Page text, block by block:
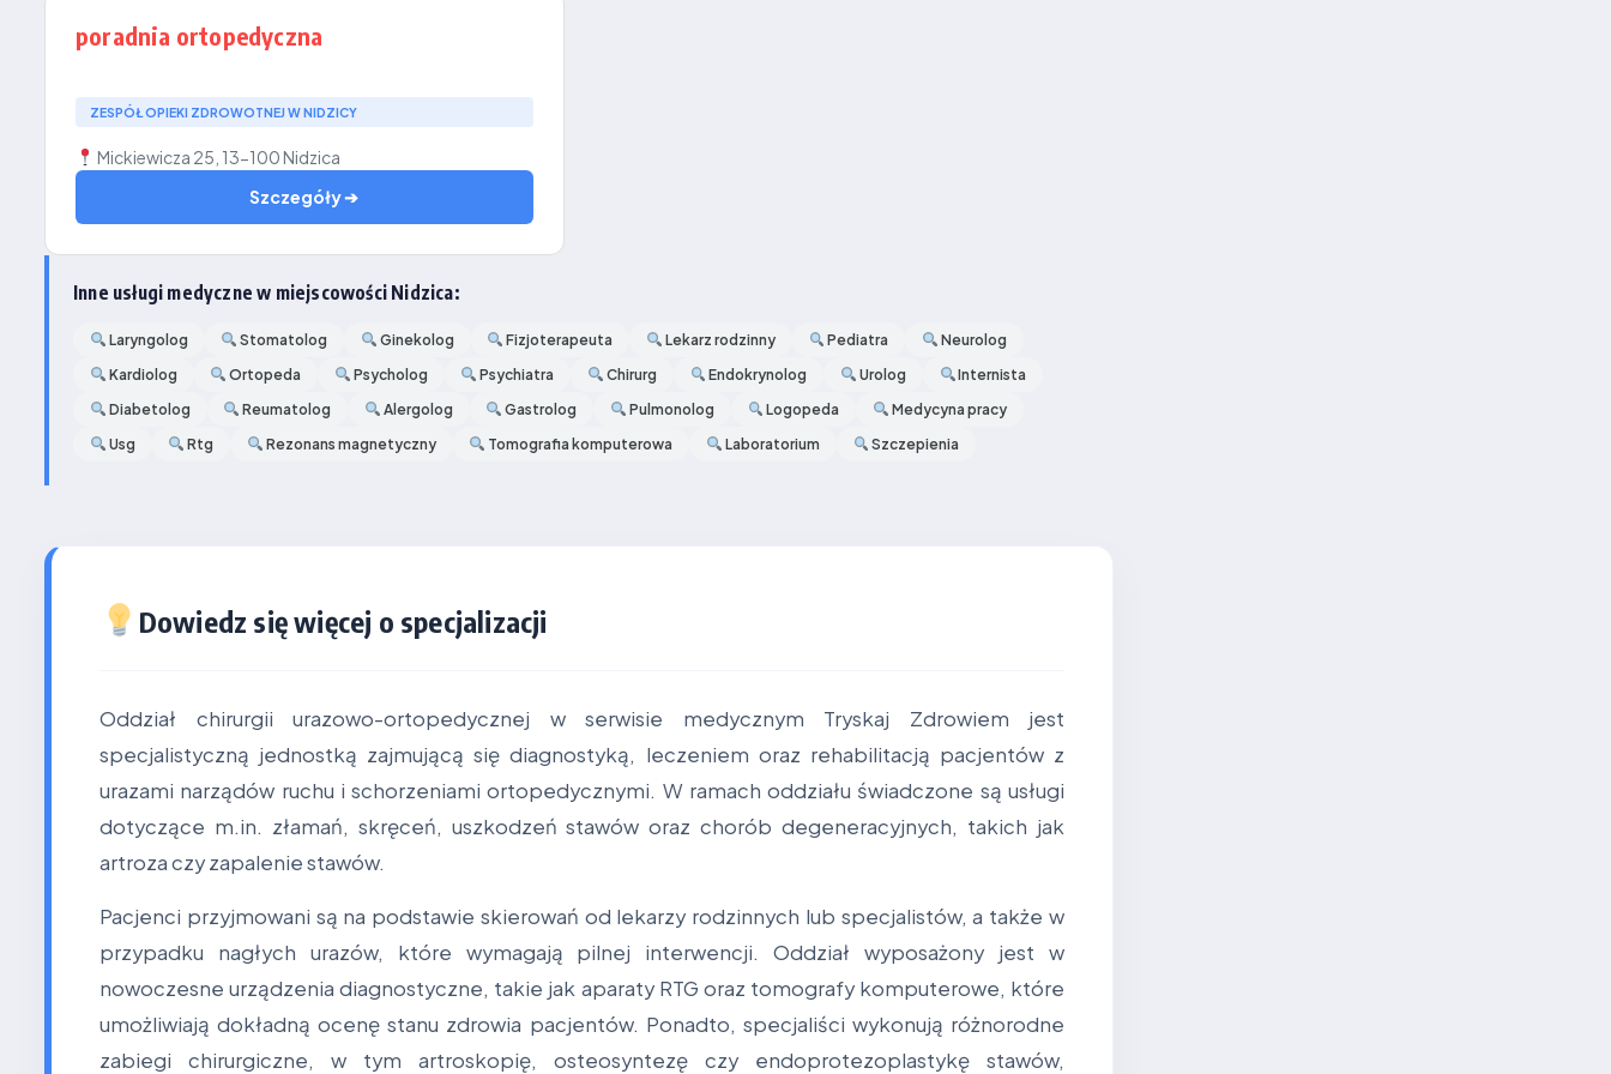
poradnia ortopedyczna
ZESPÓŁ OPIEKI ZDROWOTNEJ W NIDZICY
Mickiewicza 25, 13-100 Nidzica
Szczegóły ➔
Inne usługi medyczne w miejscowości Nidzica:
Laryngolog Stomatolog Ginekolog Fizjoterapeuta Lekarz rodzinny Pediatra
Neurolog
Kardiolog
Ortopeda Psycholog Psychiatra Chirurg Endokrynolog Urolog
Internista
Diabetolog
Reumatolog Alergolog Gastrolog Pulmonolog Logopeda
Medycyna pracy
Usg
Rtg Rezonans magnetyczny Tomografia komputerowa Laboratorium Szczepienia
Dowiedz się więcej o specjalizacji
Oddział chirurgii urazowo-ortopedycznej w serwisie medycznym Tryskaj Zdrowiem jest
specjalistyczną jednostką zajmującą się diagnostyką, leczeniem oraz rehabilitacją pacjentów z
urazami narządów ruchu i schorzeniami ortopedycznymi. W ramach oddziału świadczone są usługi
dotyczące m.in. złamań, skręceń, uszkodzeń stawów oraz chorób degeneracyjnych, takich jak
artroza czy zapalenie stawów.
Pacjenci przyjmowani są na podstawie skierowań od lekarzy rodzinnych lub specjalistów, a także w
przypadku nagłych urazów, które wymagają pilnej interwencji. Oddział wyposażony jest w
nowoczesne urządzenia diagnostyczne, takie jak aparaty RTG oraz tomografy komputerowe, które
umożliwiają dokładną ocenę stanu zdrowia pacjentów. Ponadto, specjaliści wykonują różnorodne
zabiegi chirurgiczne, w tym artroskopię, osteosyntezę czy endoprotezoplastykę stawów,